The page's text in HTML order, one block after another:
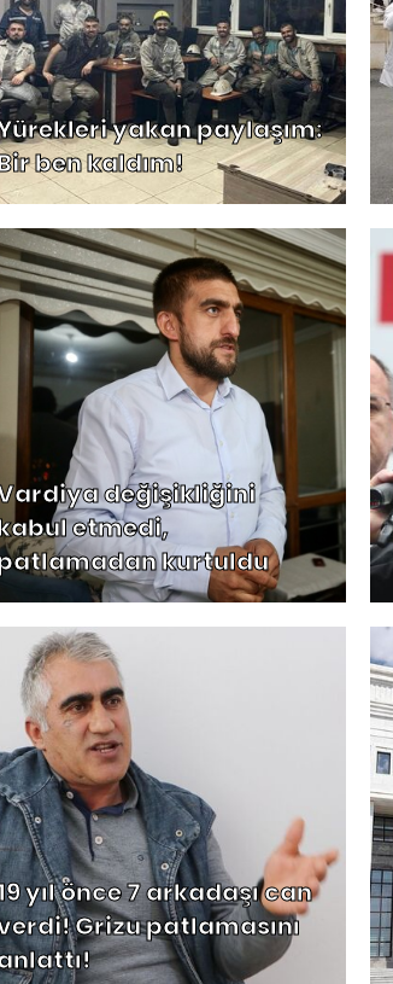
yakan paylaşım:
ben kaldım!
değişikliğini
etmedi,
kurtuldu
yıl önce 7 arkadaşı can
Grizu patlamasını